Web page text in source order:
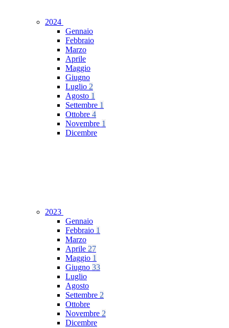
2024
Gennaio
Febbraio
Marzo
Aprile
Maggio
Giugno
Luglio 2
Agosto 1
Settembre 1
Ottobre 4
Novembre 1
Dicembre
2023
Gennaio
Febbraio 1
Marzo
Aprile 27
Maggio 1
Giugno 33
Luglio
Agosto
Settembre 2
Ottobre
Novembre 2
Dicembre